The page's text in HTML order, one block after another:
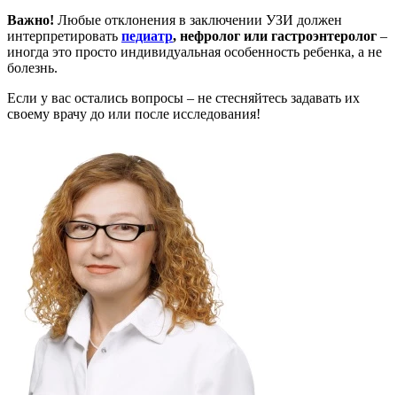
Важно! Любые отклонения в заключении УЗИ должен
интерпретировать педиатр, нефролог или гастроэнтеролог –
иногда это просто индивидуальная особенность ребенка, а не
болезнь.
Если у вас остались вопросы – не стесняйтесь задавать их
своему врачу до или после исследования!